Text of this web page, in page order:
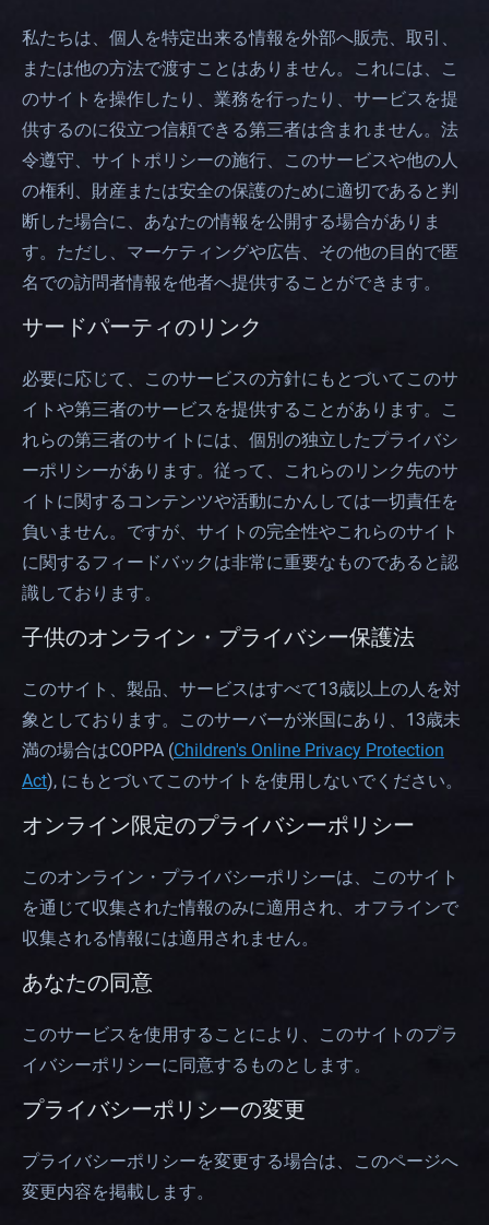
私たちは、個人を特定出来る情報を外部へ販売、取引、
または他の方法で渡すことはありません。これには、こ
のサイトを操作したり、業務を行ったり、サービスを提
供するのに役立つ信頼できる第三者は含まれません。法
令遵守、サイトポリシーの施行、このサービスや他の人
の権利、財産または安全の保護のために適切であると判
断した場合に、あなたの情報を公開する場合がありま
す。ただし、マーケティングや広告、その他の目的で匿
名での訪問者情報を他者へ提供することができます。
サードパーティのリンク
必要に応じて、このサービスの方針にもとづいてこのサ
イトや第三者のサービスを提供することがあります。こ
れらの第三者のサイトには、個別の独立したプライバシ
ーポリシーがあります。従って、これらのリンク先のサ
イトに関するコンテンツや活動にかんしては一切責任を
負いません。ですが、サイトの完全性やこれらのサイト
に関するフィードバックは非常に重要なものであると認
識しております。
子供のオンライン・プライバシー保護法
このサイト、製品、サービスはすべて13歳以上の人を対
象としております。このサーバーが米国にあり、13歳未
満の場合はCOPPA (Children's Online Privacy Protection
Act), にもとづいてこのサイトを使用しないでください。
オンライン限定のプライバシーポリシー
このオンライン・プライバシーポリシーは、このサイト
を通じて収集された情報のみに適用され、オフラインで
収集される情報には適用されません。
あなたの同意
このサービスを使用することにより、このサイトのプラ
イバシーポリシーに同意するものとします。
プライバシーポリシーの変更
プライバシーポリシーを変更する場合は、このページへ
変更内容を掲載します。